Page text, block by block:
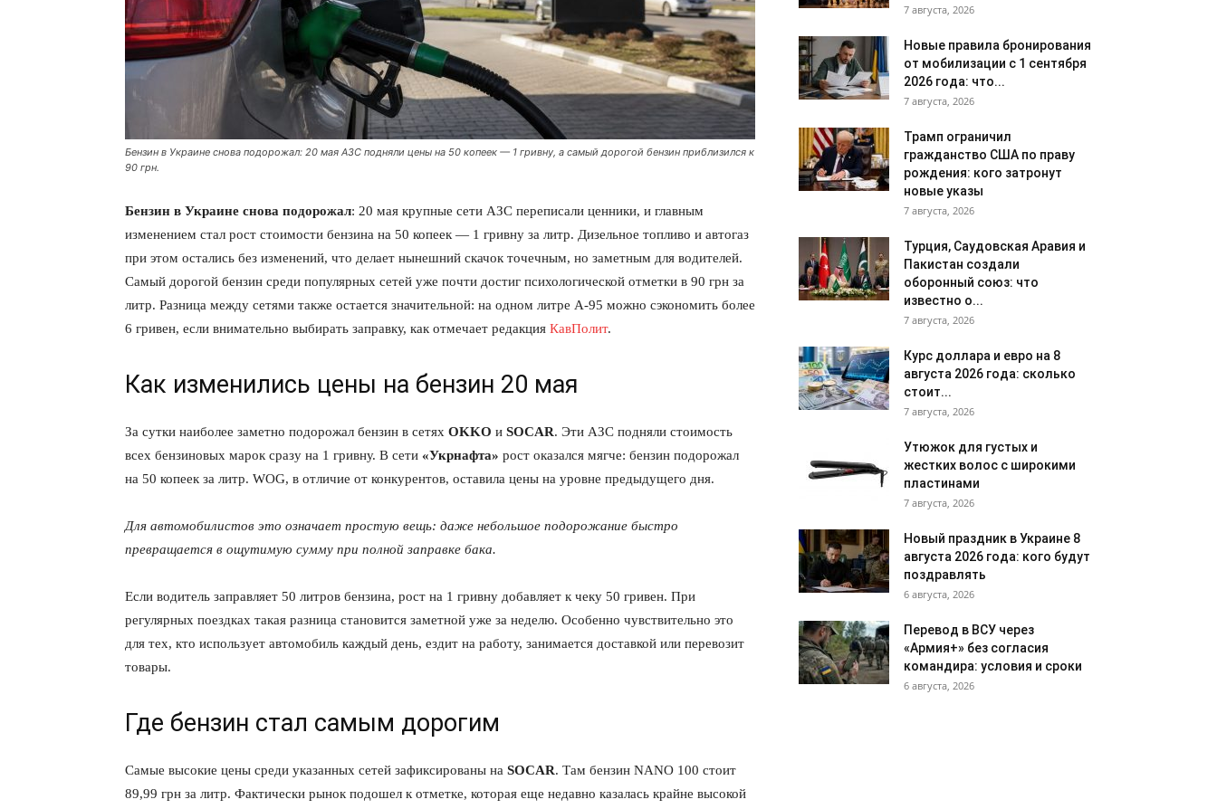
Бензин в Украине снова подорожал: 20 мая АЗС подняли цены на 50 копеек — 1 гривну, а самый дорогой бензин приблизился к
90 грн.
Бензин в Украине снова подорожал: 20 мая крупные сети АЗС переписали ценники, и главным
изменением стал рост стоимости бензина на 50 копеек — 1 гривну за литр. Дизельное топливо и автогаз
при этом остались без изменений, что делает нынешний скачок точечным, но заметным для водителей.
Самый дорогой бензин среди популярных сетей уже почти достиг психологической отметки в 90 грн за
литр. Разница между сетями также остается значительной: на одном литре А-95 можно сэкономить более
6 гривен, если внимательно выбирать заправку, как отмечает редакция КавПолит.
Как изменились цены на бензин 20 мая
За сутки наиболее заметно подорожал бензин в сетях OKKO и SOCAR. Эти АЗС подняли стоимость
всех бензиновых марок сразу на 1 гривну. В сети «Укрнафта» рост оказался мягче: бензин подорожал
на 50 копеек за литр. WOG, в отличие от конкурентов, оставила цены на уровне предыдущего дня.
Для автомобилистов это означает простую вещь: даже небольшое подорожание быстро
превращается в ощутимую сумму при полной заправке бака.
Если водитель заправляет 50 литров бензина, рост на 1 гривну добавляет к чеку 50 гривен. При
регулярных поездках такая разница становится заметной уже за неделю. Особенно чувствительно это
для тех, кто использует автомобиль каждый день, ездит на работу, занимается доставкой или перевозит
товары.
Где бензин стал самым дорогим
Самые высокие цены среди указанных сетей зафиксированы на SOCAR. Там бензин NANO 100 стоит
89,99 грн за литр. Фактически рынок подошел к отметке, которая еще недавно казалась крайне высокой
7 августа, 2026
Новые правила бронирования
от мобилизации с 1 сентября
2026 года: что...
7 августа, 2026
Трамп ограничил
гражданство США по праву
рождения: кого затронут
новые указы
7 августа, 2026
Турция, Саудовская Аравия и
Пакистан создали
оборонный союз: что
известно о...
7 августа, 2026
Курс доллара и евро на 8
августа 2026 года: сколько
стоит...
7 августа, 2026
Утюжок для густых и
жестких волос с широкими
пластинами
7 августа, 2026
Новый праздник в Украине 8
августа 2026 года: кого будут
поздравлять
6 августа, 2026
Перевод в ВСУ через
«Армия+» без согласия
командира: условия и сроки
6 августа, 2026